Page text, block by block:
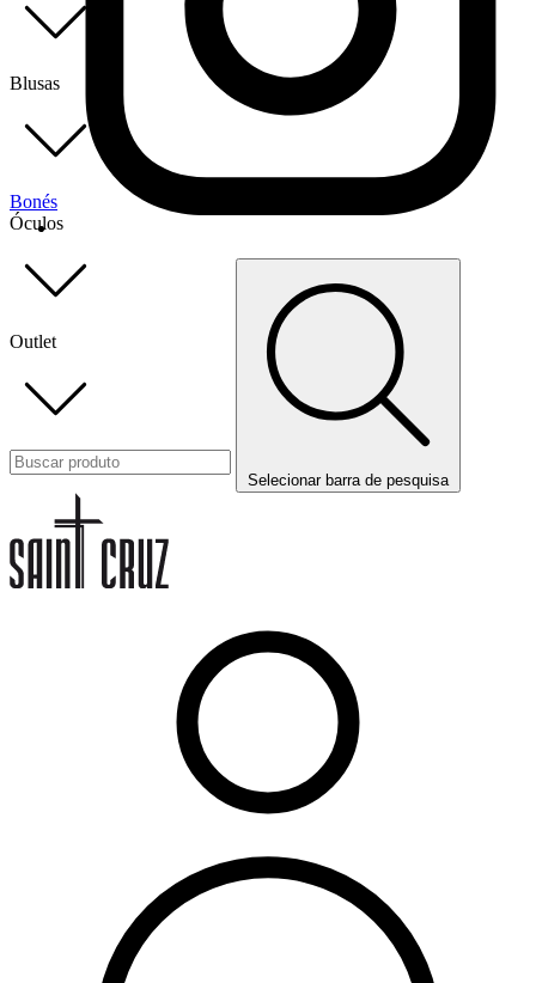
Blusas
Bonés
Óculos
Outlet
Selecionar barra de pesquisa